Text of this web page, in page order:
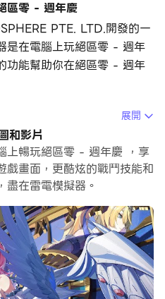
區零 - 週年慶
PTE. LTD.開發的一
是在電腦上玩絕區零 - 週年
功能幫助你在絕區零 - 週年
慶的時候，作為一個想要運
步器功能對於首抽是非常有
多個模擬器然後開始同步過
喜歡的英雄。
錄製您的操作，然後即時地重
，您可以同時執行2個或更多
得到你想要的英雄！這要歸
召喚！現在就開始在電腦上下
展開
和影片
上暢玩絕區零 - 週年慶 ，享
戲畫面，更酷炫的戰鬥技能和
在雷電模擬器。